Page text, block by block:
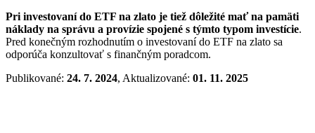
Pri investovaní do ETF na zlato je tiež dôležité mať na pamäti
náklady na správu a provízie spojené s týmto typom investície.
Pred konečným rozhodnutím o investovaní do ETF na zlato sa
odporúča konzultovať s finančným poradcom.
Publikované: 24. 7. 2024, Aktualizované: 01. 11. 2025